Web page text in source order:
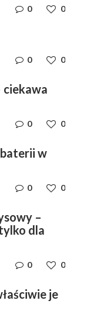
0
0
0
0
ciekawa
0
0
w
0
0
–
dla
0
0
je